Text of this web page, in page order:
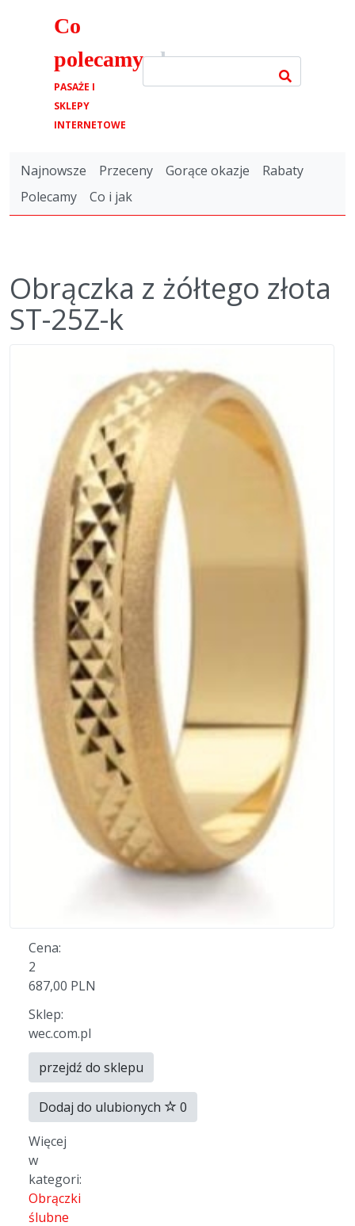
Co
polecamy.pl
PASAŻE I
SKLEPY
INTERNETOWE
Najnowsze Przeceny Gorące okazje
Rabaty
Polecamy
Co i jak
Obrączka z żółtego złota
ST-25Z-k
Cena:
2
687,00 PLN
Sklep:
wec.com.pl
przejdź do sklepu
Dodaj do ulubionych
0
Więcej
w
kategori:
Obrączki
ślubne